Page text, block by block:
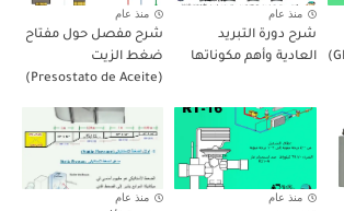
تدفق الماء المبرد (GPM)
منذ عام
شرح دورة التبريد
العادية وأهم مكوناتها
منذ عام
شرح مفصل حول مفتاح
ضغط الزيت
(Presostato de Aceite)
منذ عام منذ عام